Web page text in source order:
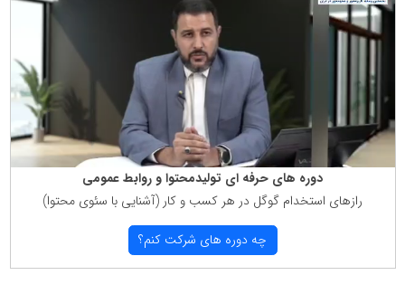
دوره های حرفه ای تولیدمحتوا و روابط عمومی
رازهای استخدام گوگل در هر كسب و كار (آشنایی با سئوی محتوا)
چه دوره های شركت كنم؟